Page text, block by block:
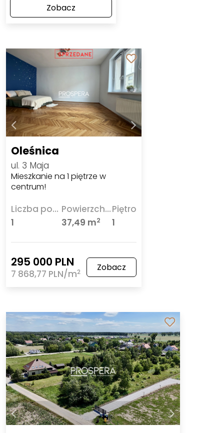
Zobacz
Oleśnica
ul. 3 Maja
Mieszkanie na 1 piętrze w
centrum!
Liczba pokoi
1
Powierzchnia
37,49 m2
Piętro
1
295 000 PLN
7 868,77 PLN/m2 Zobacz